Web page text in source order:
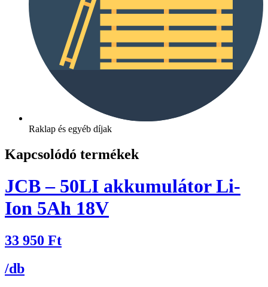
Raklap és egyéb díjak
Kapcsolódó termékek
JCB – 50LI akkumulátor Li-
Ion 5Ah 18V
33 950 Ft
/db